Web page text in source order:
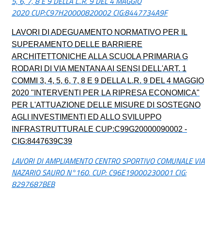
2020 CUP:C97H20000820002 CIG:8447734A9F
LAVORI DI ADEGUAMENTO NORMATIVO PER IL
SUPERAMENTO DELLE BARRIERE
ARCHITETTONICHE ALLA SCUOLA PRIMARIA G
RODARI DI VIA MENTANA AI SENSI DELL'ART. 1
COMMI 3, 4, 5, 6, 7, 8 E 9 DELLA L.R. 9 DEL 4 MAGGIO
2020 "INTERVENTI PER LA RIPRESA ECONOMICA"
PER L'ATTUAZIONE DELLE MISURE DI SOSTEGNO
AGLI INVESTIMENTI ED ALLO SVILUPPO
INFRASTRUTTURALE CUP:C99G20000090002 -
CIG:8447639C39
LAVORI DI AMPLIAMENTO CENTRO SPORTIVO COMUNALE VIA
NAZARIO SAURO N°160. CUP: C96E19000230001 CIG:
8297687BEB